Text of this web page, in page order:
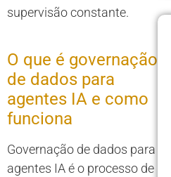
supervisão constante.
O que é governação
de dados para
agentes IA e como
funciona
Governação de dados para
agentes IA é o processo de